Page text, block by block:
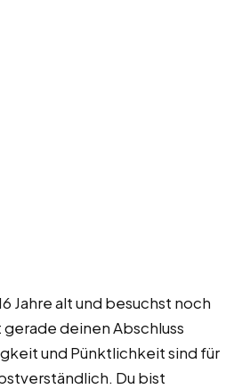
Jahre alt und besuchst noch
deinen Abschluss
und Pünktlichkeit sind für
Du bist